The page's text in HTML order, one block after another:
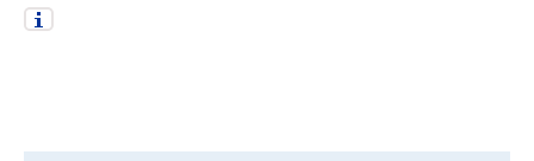
Zingster Straße